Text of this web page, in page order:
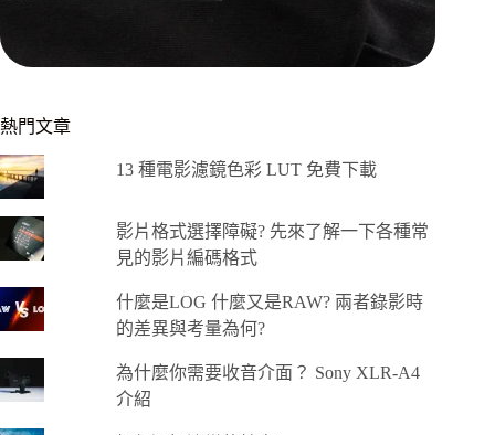
熱門文章
13 種電影濾鏡色彩 LUT 免費下載
影片格式選擇障礙? 先來了解一下各種常
見的影片編碼格式
什麼是LOG 什麼又是RAW? 兩者錄影時
的差異與考量為何?
為什麼你需要收音介面？ Sony XLR-A4
介紹